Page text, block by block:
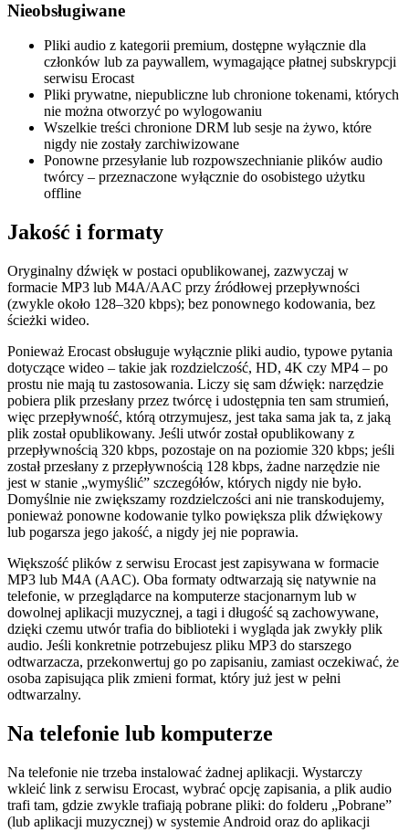
Nieobsługiwane
Pliki audio z kategorii premium, dostępne wyłącznie dla
członków lub za paywallem, wymagające płatnej subskrypcji
serwisu Erocast
Pliki prywatne, niepubliczne lub chronione tokenami, których
nie można otworzyć po wylogowaniu
Wszelkie treści chronione DRM lub sesje na żywo, które
nigdy nie zostały zarchiwizowane
Ponowne przesyłanie lub rozpowszechnianie plików audio
twórcy – przeznaczone wyłącznie do osobistego użytku
offline
Jakość i formaty
Oryginalny dźwięk w postaci opublikowanej, zazwyczaj w
formacie MP3 lub M4A/AAC przy źródłowej przepływności
(zwykle około 128–320 kbps); bez ponownego kodowania, bez
ścieżki wideo.
Ponieważ Erocast obsługuje wyłącznie pliki audio, typowe pytania
dotyczące wideo – takie jak rozdzielczość, HD, 4K czy MP4 – po
prostu nie mają tu zastosowania. Liczy się sam dźwięk: narzędzie
pobiera plik przesłany przez twórcę i udostępnia ten sam strumień,
więc przepływność, którą otrzymujesz, jest taka sama jak ta, z jaką
plik został opublikowany. Jeśli utwór został opublikowany z
przepływnością 320 kbps, pozostaje on na poziomie 320 kbps; jeśli
został przesłany z przepływnością 128 kbps, żadne narzędzie nie
jest w stanie „wymyślić” szczegółów, których nigdy nie było.
Domyślnie nie zwiększamy rozdzielczości ani nie transkodujemy,
ponieważ ponowne kodowanie tylko powiększa plik dźwiękowy
lub pogarsza jego jakość, a nigdy jej nie poprawia.
Większość plików z serwisu Erocast jest zapisywana w formacie
MP3 lub M4A (AAC). Oba formaty odtwarzają się natywnie na
telefonie, w przeglądarce na komputerze stacjonarnym lub w
dowolnej aplikacji muzycznej, a tagi i długość są zachowywane,
dzięki czemu utwór trafia do biblioteki i wygląda jak zwykły plik
audio. Jeśli konkretnie potrzebujesz pliku MP3 do starszego
odtwarzacza, przekonwertuj go po zapisaniu, zamiast oczekiwać, że
osoba zapisująca plik zmieni format, który już jest w pełni
odtwarzalny.
Na telefonie lub komputerze
Na telefonie nie trzeba instalować żadnej aplikacji. Wystarczy
wkleić link z serwisu Erocast, wybrać opcję zapisania, a plik audio
trafi tam, gdzie zwykle trafiają pobrane pliki: do folderu „Pobrane”
(lub aplikacji muzycznej) w systemie Android oraz do aplikacji